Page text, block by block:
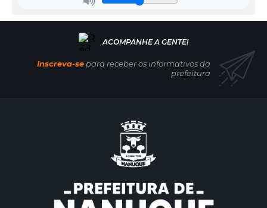
Inscreva-separa receber os informativos da
prefeitura